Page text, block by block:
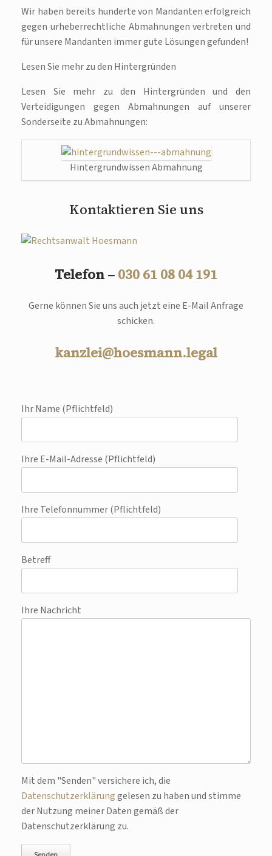
Wir haben bereits hunderte von Mandanten erfolgreich
gegen urheberrechtliche Abmahnungen vertreten und
für unsere Mandanten immer gute Lösungen gefunden!
Lesen Sie mehr zu den Hintergründen
Lesen Sie mehr zu den Hintergründen und den
Verteidigungen gegen Abmahnungen auf unserer
Sonderseite zu Abmahnungen:
Hintergrundwissen Abmahnung
Kontaktieren Sie uns
Telefon – 030 61 08 04 191
Gerne können Sie uns auch jetzt eine E-Mail Anfrage
schicken.
kanzlei@hoesmann.legal
Ihr Name (Pflichtfeld)
Ihre E-Mail-Adresse (Pflichtfeld)
Ihre Telefonnummer (Pflichtfeld)
Betreff
Ihre Nachricht
Bitte lasse dieses Feld leer.
Mit dem "Senden" versichere ich, die
Datenschutzerklärunggelesen zu haben und stimme
der Nutzung meiner Daten gemäß der
Datenschutzerklärung zu.